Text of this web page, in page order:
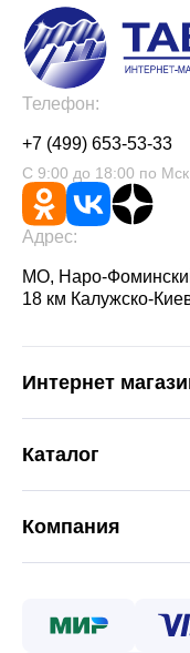
Телефон:
+7 (499) 653-53-33
С 9:00 до 18:00 по
Адрес:
МО, Наро-
18 км Калужско-
Интернет
Каталог
Компания